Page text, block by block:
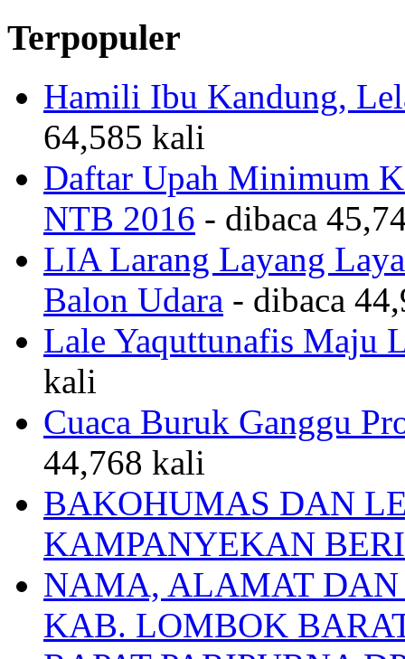
Terpopuler
Hamili Ibu Kandung,
64,585 kali
Daftar Upah Minimum
NTB 2016 - dibaca
LIA Larang Layang
Balon Udara - dibaca
Lale Yaquttunafis Maju
kali
Cuaca Buruk Ganggu
44,768 kali
BAKOHUMAS DAN
KAMPANYEKAN
NAMA, ALAMAT DAN
KAB. LOMBOK